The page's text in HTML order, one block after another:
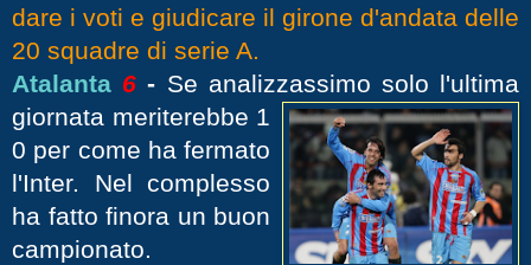
dare i voti e giudicare il girone d'andata delle
20 squadre di serie A.
Atalanta 6 - Se analizzassimo solo l'ultima
giornata meriterebbe 1
0 per come ha fermato
l'Inter. Nel complesso
ha fatto finora un buon
campionato.